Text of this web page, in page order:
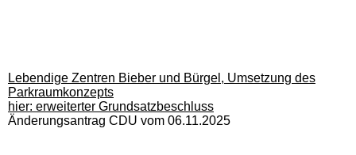
Lebendige Zentren Bieber und Bürgel, Umsetzung des
Parkraumkonzepts
hier: erweiterter Grundsatzbeschluss
Änderungsantrag CDU vom 06.11.2025